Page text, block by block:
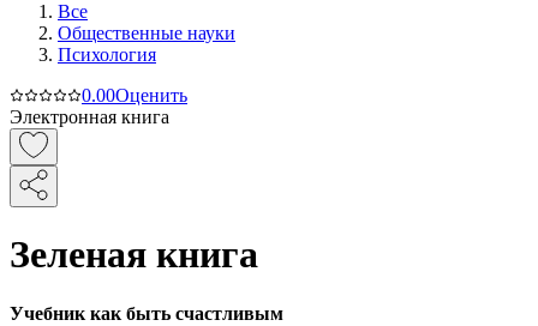
Все
Общественные науки
Психология
0.00Оценить
Электронная книга
Зеленая книга
Учебник как быть счастливым